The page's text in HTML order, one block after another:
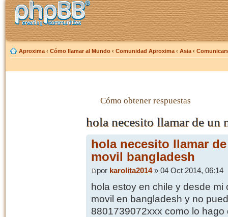
Aproxima ‹ Cómo llamar al Mundo ‹ Comunidad Aproxima ‹ Asia ‹
Cómo obtener respuestas
hola necesito llamar de un
hola necesito llamar
movil bangladesh
por karolita2014» 04 Oct 2014, 06:14
hola estoy en chile y desde
movil en bangladesh y no
8801739072xxx como lo